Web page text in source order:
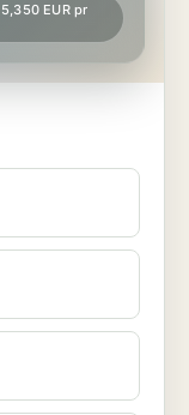
EUR pr